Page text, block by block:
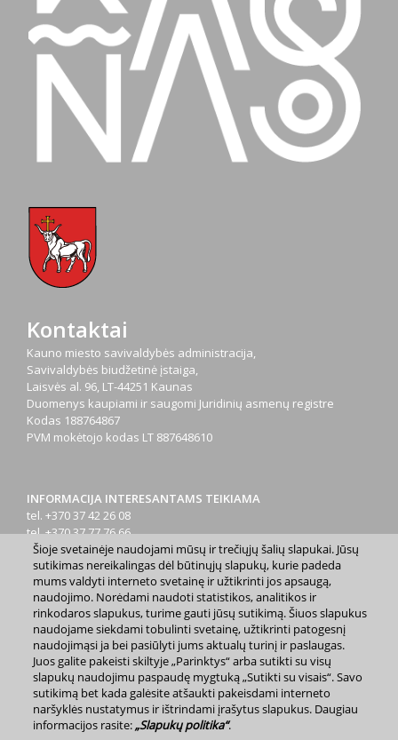
Kontaktai
Kauno miesto savivaldybės administracija,
Savivaldybės biudžetinė įstaiga,
Laisvės al. 96, LT-44251 Kaunas
Duomenys kaupiami ir saugomi Juridinių asmenų registre
Kodas 188764867
PVM mokėtojo kodas LT 887648610
INFORMACIJA INTERESANTAMS TEIKIAMA
tel. +370 37 42 26 08
tel. +370 37 77 76 66
tel. +370 660 07000
el. p.info@kaunas.lt
2023 m. Kauno miesto savivaldybė. Kopijuoti ir platinti
www.kaunas.lt skelbiamą informaciją be autorių sutikimo draudžiama.
Svetainės žemėlapis »
Šioje svetainėje naudojami mūsų ir trečiųjų šalių slapukai. Jūsų
sutikimas nereikalingas dėl būtinųjų slapukų, kurie padeda
mums valdyti interneto svetainę ir užtikrinti jos apsaugą,
naudojimo. Norėdami naudoti statistikos, analitikos ir
rinkodaros slapukus, turime gauti jūsų sutikimą. Šiuos slapukus
naudojame siekdami tobulinti svetainę, užtikrinti patogesnį
naudojimąsi ja bei pasiūlyti jums aktualų turinį ir paslaugas.
Juos galite pakeisti skiltyje „Parinktys“ arba sutikti su visų
slapukų naudojimu paspaudę mygtuką „Sutikti su visais“. Savo
sutikimą bet kada galėsite atšaukti pakeisdami interneto
naršyklės nustatymus ir ištrindami įrašytus slapukus. Daugiau
informacijos rasite:„Slapukų politika“.